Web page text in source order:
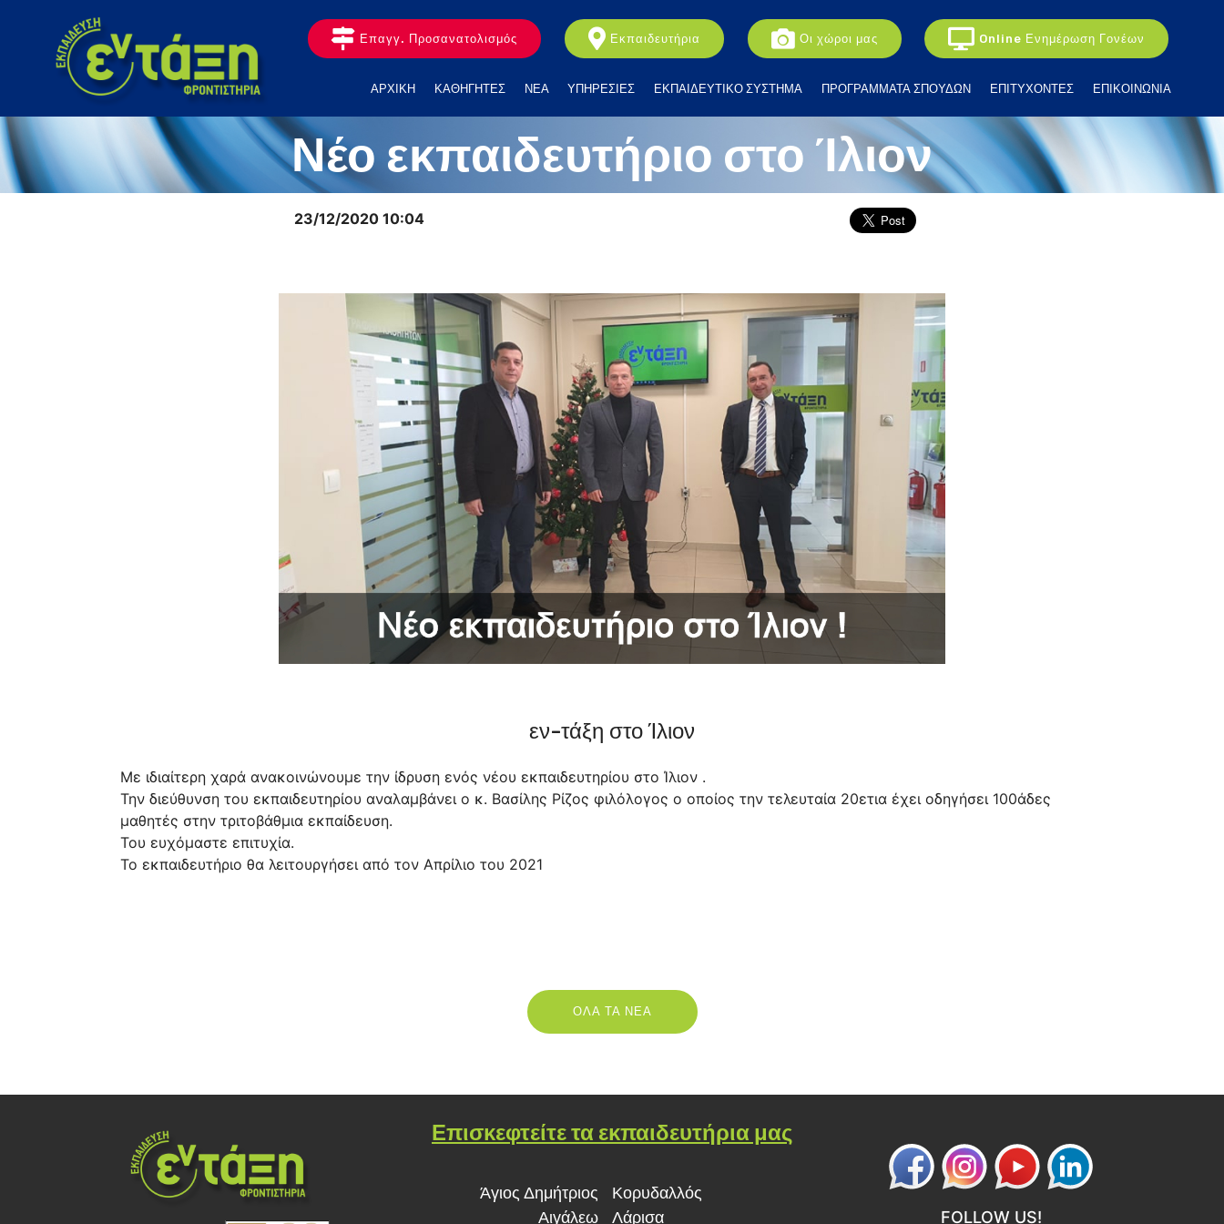
ΑΡΧΙΚΗ ΚΑΘΗΓΗΤΕΣ ΝΕΑ ΥΠΗΡΕΣΙΕΣ ΕΚΠΑΙΔΕΥΤΙΚΟ ΣΥΣΤΗΜΑ ΠΡΟΓΡΑΜΜΑΤΑ ΣΠΟΥΔΩΝ ΕΠΙΤΥΧΟΝΤΕΣ ΕΠΙΚΟΙΝΩΝΙΑ
Επαγγ. Προσανατολισμός Εκπαιδευτήρια Οι χώροι μας Online Ενημέρωση Γονέων
Νέο εκπαιδευτήριο στο Ίλιον
23/12/2020 10:04
εν-τάξη στο Ίλιον
Με ιδιαίτερη χαρά ανακοινώνουμε την ίδρυση ενός νέου εκπαιδευτηρίου στο Ίλιον .
Την διεύθυνση του εκπαιδευτηρίου αναλαμβάνει ο κ. Βασίλης Ρίζος φιλόλογος ο οποίος την τελευταία 20ετια έχει οδηγήσει 100άδες
μαθητές στην τριτοβάθμια εκπαίδευση.
Του ευχόμαστε επιτυχία.
Το εκπαιδευτήριο θα λειτουργήσει από τον Απρίλιο του 2021
ΟΛΑ ΤΑ ΝΕΑ
Επισκεφτείτε τα εκπαιδευτήρια μας
Άγιος Δημήτριος
Αιγάλεω
Κορυδαλλός
Λάρισα
FOLLOW US!